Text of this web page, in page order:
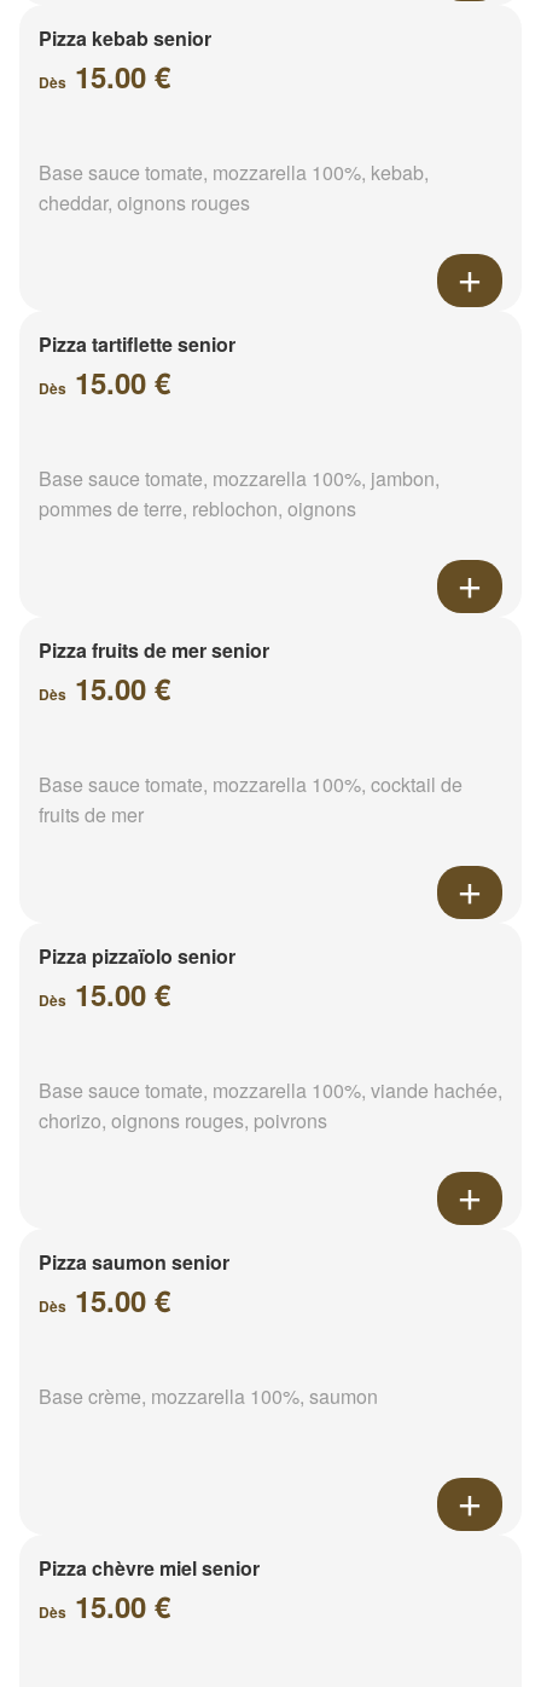
Pizza kebab senior
Dès 15.00 €
Base sauce tomate, mozzarella 100%, kebab,
cheddar, oignons rouges
Pizza tartiflette senior
Dès 15.00 €
Base sauce tomate, mozzarella 100%, jambon,
pommes de terre, reblochon, oignons
Pizza fruits de mer senior
Dès 15.00 €
Base sauce tomate, mozzarella 100%, cocktail de
fruits de mer
Pizza pizzaïolo senior
Dès 15.00 €
Base sauce tomate, mozzarella 100%, viande hachée,
chorizo, oignons rouges, poivrons
Pizza saumon senior
Dès 15.00 €
Base crème, mozzarella 100%, saumon
Pizza chèvre miel senior
Dès 15.00 €